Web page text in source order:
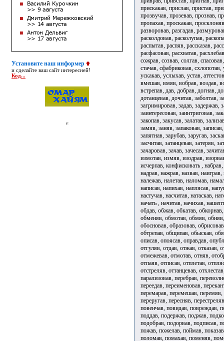
Установите наш информер
и сделайте ваш сайт интересней!
Код...
прискакав, прислав, пристав,
прозвучав, прозевав, прознав,
пропахав, проскакав,
разворовав, разгадав,
расколдовав, расколупав,
распытав, распяв, рассказав,
расфасовав, расхватав,
сожрав, созвав, солгав,
стачав, сфабриковав,
ускакав, услыхав, устав,
вмешав, вмяв, вобрав, воздав,
встрепав, дав, добрав, догнав,
дотанцевав, дочитав, заболтав,
загримировав, задав, задержав,
заинтересовав, заинтриговав,
закопав, закусав, залатав,
замяв, заняв, запаковав,
запятнав, зарубав, заругав,
засчитав, затанцевав, затеряв,
зачаровав, зачав, зачесав,
измотав, измяв, изодрав,
исчерпав, конфисковать ,
надрав, нажрав, назвав,
належав, налетав, наломав,
написав, напихав, наплясав,
настучав, насчитав, натаскав,
начать , начитав, начихав,
обдав, обжав, обкатав,
обменяв, обмотав, обмяв,
обосновав, образовав,
обтрепав, общипав, обыскав,
описав, опоясав, оправдав,
отгуляв, отдав, отжав, отказав,
отмежевав, отмотав, отняв,
отпаяв, отписав, отплетав,
отстреляв, оттанцевав,
парализовав, перебрав,
переедав, переименовав,
перемарав, перемешав, перемяв,
переругав, пересняв,
повенчав, повидав, повреждав,
поддав, подержав, поджав,
подобрав, подорвав, подписав,
пожав, пожелав, поймав,
поломав, помахав, поменяв,